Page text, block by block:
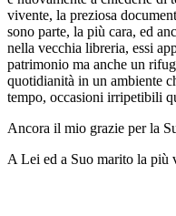
vivente, la preziosa
sono parte, la più cara, ed
nella vecchia libreria, essi
patrimonio ma anche un
quotidianità in un ambiente
tempo, occasioni irripetibili
Ancora il mio grazie per la
A Lei ed a Suo marito la più